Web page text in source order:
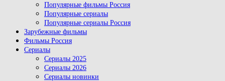
Популярные фильмы Россия
Популярные сериалы
Популярные сериалы Россия
Зарубежные фильмы
Фильмы Россия
Сериалы
Сериалы 2025
Сериалы 2026
Сериалы новинки